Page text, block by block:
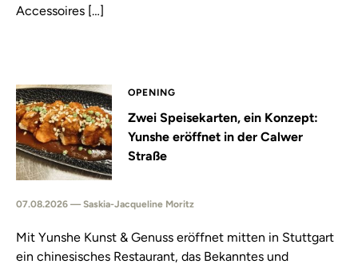
Accessoires […]
OPENING
Zwei Speisekarten, ein Konzept:
Yunshe eröffnet in der Calwer
Straße
07.08.2026 — Saskia-Jacqueline Moritz
Mit Yunshe Kunst & Genuss eröffnet mitten in Stuttgart
ein chinesisches Restaurant, das Bekanntes und